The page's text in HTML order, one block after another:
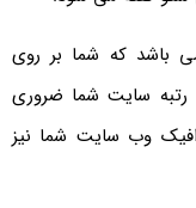
باشد که شما بر روی
سایت شما ضروری
وب سایت شما نیز